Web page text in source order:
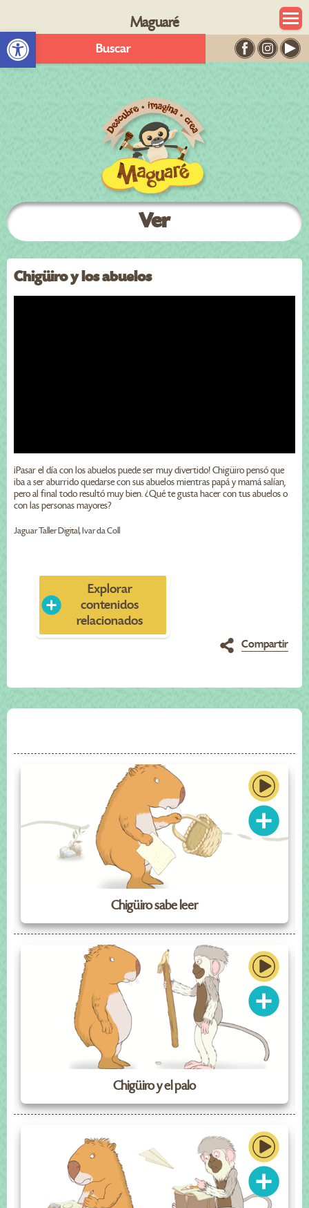
Abrir barra de herramientas
Maguaré
Buscar
Ver
Chigüiro y los abuelos
¡Pasar el día con los abuelos puede ser muy divertido! Chigüiro pensó que
iba a ser aburrido quedarse con sus abuelos mientras papá y mamá salían,
pero al final todo resultó muy bien. ¿Qué te gusta hacer con tus abuelos o
con las personas mayores?
Jaguar Taller Digital, Ivar da Coll
Explorar
contenidos
relacionados
Compartir
Chigüiro sabe leer
Chigüiro y el palo